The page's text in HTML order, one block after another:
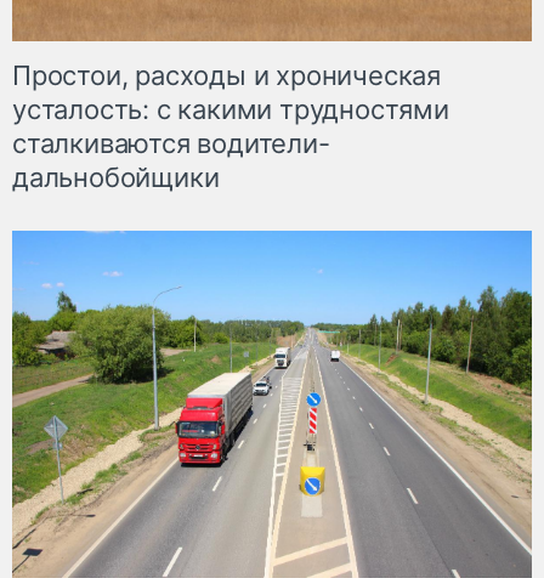
Простои, расходы и хроническая
усталость: с какими трудностями
сталкиваются водители-
дальнобойщики